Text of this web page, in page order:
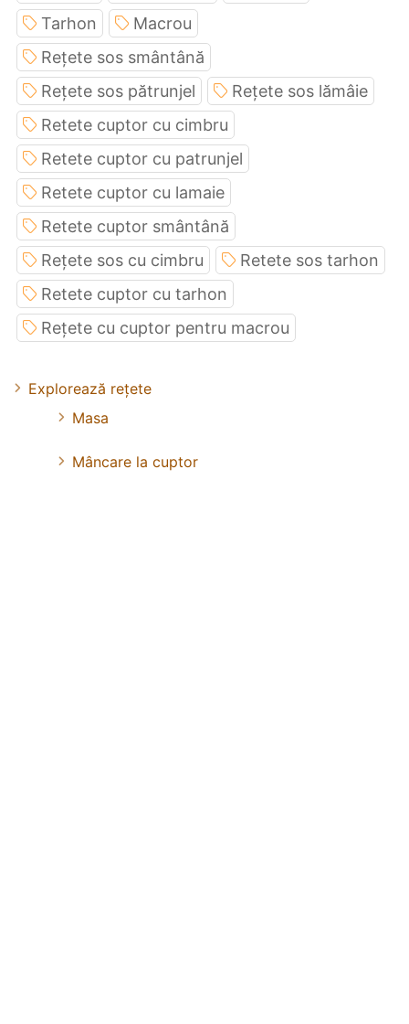
Tarhon
Macrou
Rețete sos smântână
Rețete sos pătrunjel
Rețete sos lămâie
Retete cuptor cu cimbru
Retete cuptor cu patrunjel
Retete cuptor cu lamaie
Retete cuptor smântână
Rețete sos cu cimbru
Retete sos tarhon
Retete cuptor cu tarhon
Rețete cu cuptor pentru macrou
Explorează rețete
Masa
Mâncare la cuptor